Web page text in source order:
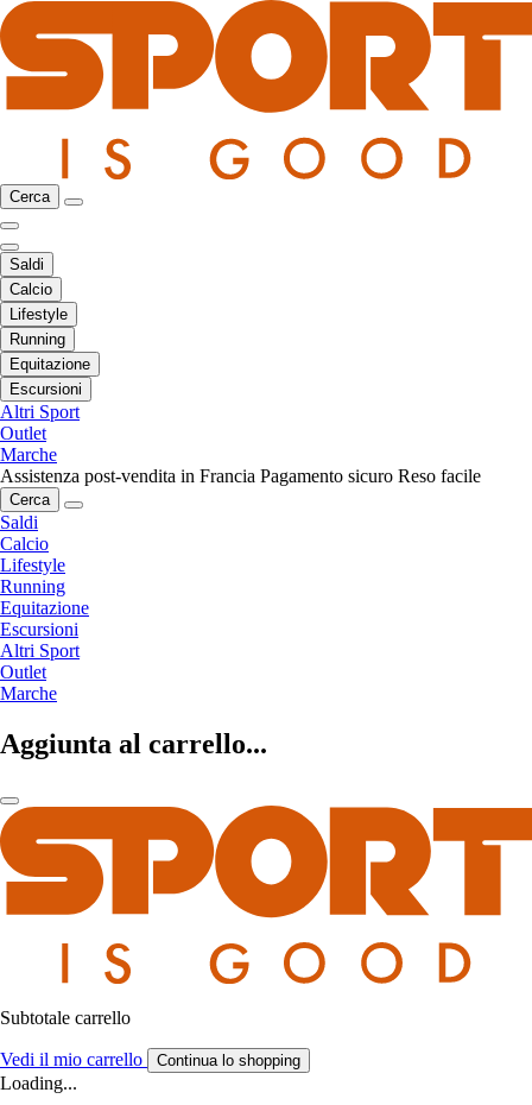
Cerca
Saldi
Calcio
Lifestyle
Running
Equitazione
Escursioni
Altri Sport
Outlet
Marche
Assistenza post-vendita in Francia Pagamento sicuro Reso facile
Cerca
Saldi
Calcio
Lifestyle
Running
Equitazione
Escursioni
Altri Sport
Outlet
Marche
Aggiunta al carrello...
Subtotale carrello
Vedi il mio carrello Continua lo shopping
Loading...